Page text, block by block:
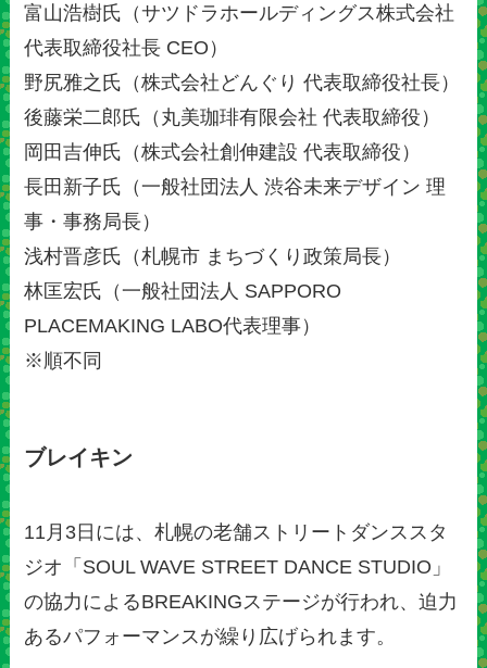
富⼭浩樹氏（サツドラホールディングス株式会社
代表取締役社⻑ CEO）
野尻雅之氏（株式会社どんぐり 代表取締役社⻑）
後藤栄⼆郎氏（丸美珈琲有限会社 代表取締役）
岡⽥吉伸氏（株式会社創伸建設 代表取締役）
⻑⽥新⼦氏（⼀般社団法⼈ 渋⾕未来デザイン 理
事・事務局⻑）
浅村晋彦氏（札幌市 まちづくり政策局⻑）
林匡宏氏（⼀般社団法⼈ SAPPORO
PLACEMAKING LABO代表理事）
※順不同
ブレイキン
11月3日には、札幌の老舗ストリートダンススタ
ジオ「SOUL WAVE STREET DANCE STUDIO」
の協力によるBREAKINGステージが行われ、迫力
あるパフォーマンスが繰り広げられます。